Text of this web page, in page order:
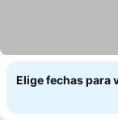
Elige fechas para